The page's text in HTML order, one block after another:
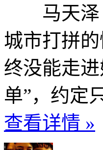
马天泽（
城市打拼
终没能走
单”，约定
查看详情 »